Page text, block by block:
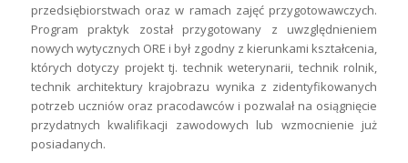
przedsiębiorstwach oraz w ramach zajęć przygotowawczych.
Program praktyk został przygotowany z uwzględnieniem
nowych wytycznych ORE i był zgodny z kierunkami kształcenia,
których dotyczy projekt tj. technik weterynarii, technik rolnik,
technik architektury krajobrazu wynika z zidentyfikowanych
potrzeb uczniów oraz pracodawców i pozwalał na osiągnięcie
przydatnych kwalifikacji zawodowych lub wzmocnienie już
posiadanych.